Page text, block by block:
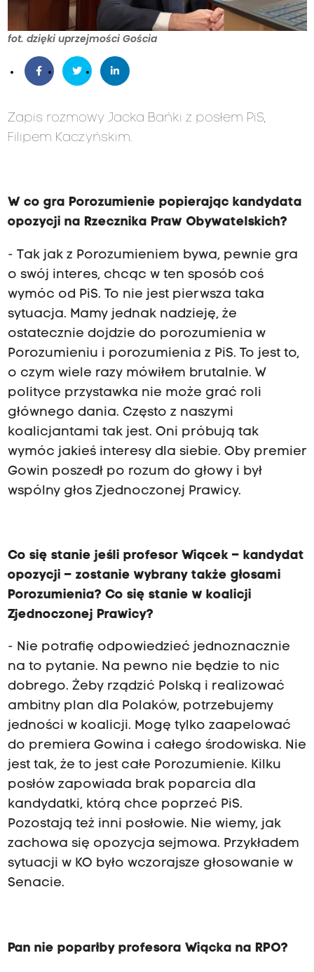
fot. dzięki uprzejmości Gościa
Zapis rozmowy Jacka Bańki z posłem PiS,
Filipem Kaczyńskim.
W co gra Porozumienie popierając kandydata
opozycji na Rzecznika Praw Obywatelskich?
- Tak jak z Porozumieniem bywa, pewnie gra
o swój interes, chcąc w ten sposób coś
wymóc od PiS. To nie jest pierwsza taka
sytuacja. Mamy jednak nadzieję, że
ostatecznie dojdzie do porozumienia w
Porozumieniu i porozumienia z PiS. To jest to,
o czym wiele razy mówiłem brutalnie. W
polityce przystawka nie może grać roli
głównego dania. Często z naszymi
koalicjantami tak jest. Oni próbują tak
wymóc jakieś interesy dla siebie. Oby premier
Gowin poszedł po rozum do głowy i był
wspólny głos Zjednoczonej Prawicy.
Co się stanie jeśli profesor Wiącek – kandydat
opozycji – zostanie wybrany także głosami
Porozumienia? Co się stanie w koalicji
Zjednoczonej Prawicy?
- Nie potrafię odpowiedzieć jednoznacznie
na to pytanie. Na pewno nie będzie to nic
dobrego. Żeby rządzić Polską i realizować
ambitny plan dla Polaków, potrzebujemy
jedności w koalicji. Mogę tylko zaapelować
do premiera Gowina i całego środowiska. Nie
jest tak, że to jest całe Porozumienie. Kilku
posłów zapowiada brak poparcia dla
kandydatki, którą chce poprzeć PiS.
Pozostają też inni posłowie. Nie wiemy, jak
zachowa się opozycja sejmowa. Przykładem
sytuacji w KO było wczorajsze głosowanie w
Senacie.
Pan nie poparłby profesora Wiącka na RPO?